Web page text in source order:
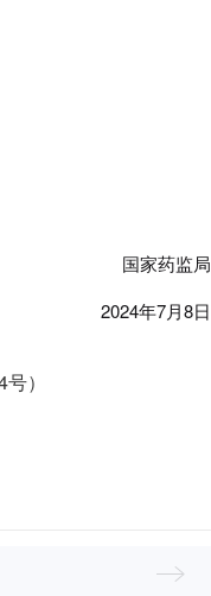
家药监局
年7月8日
）